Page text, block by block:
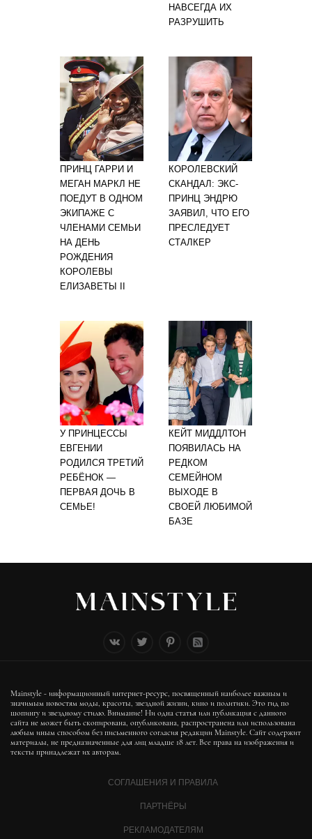
НАВСЕГДА ИХ
РАЗРУШИТЬ
ПРИНЦ ГАРРИ И
МЕГАН МАРКЛ НЕ
ПОЕДУТ В ОДНОМ
ЭКИПАЖЕ С
ЧЛЕНАМИ СЕМЬИ
НА ДЕНЬ
РОЖДЕНИЯ
КОРОЛЕВЫ
ЕЛИЗАВЕТЫ II
КОРОЛЕВСКИЙ
СКАНДАЛ: ЭКС-
ПРИНЦ ЭНДРЮ
ЗАЯВИЛ, ЧТО ЕГО
ПРЕСЛЕДУЕТ
СТАЛКЕР
У ПРИНЦЕССЫ
ЕВГЕНИИ
РОДИЛСЯ ТРЕТИЙ
РЕБЁНОК —
ПЕРВАЯ ДОЧЬ В
СЕМЬЕ!
КЕЙТ МИДДЛТОН
ПОЯВИЛАСЬ НА
РЕДКОМ
СЕМЕЙНОМ
ВЫХОДЕ В
СВОЕЙ ЛЮБИМОЙ
БАЗЕ
Mainstyle - информационный интернет-ресурс, посвященный наиболее важным и
значимым новостям моды, красоты, звездной жизни, кино и политики. Это гид по
шопингу и звездному стилю. Внимание! Ни одна статья или публикация с данного
сайта не может быть скопирована, опубликована, распространена или использована
любым иным способом без письменного согласия редакции Mainstyle. Сайт содержит
материалы, не предназначенные для лиц младше 18 лет. Все права на изображения и
тексты принадлежат их авторам.
СОГЛАШЕНИЯ И ПРАВИЛА
ПАРТНЁРЫ
РЕКЛАМОДАТЕЛЯМ